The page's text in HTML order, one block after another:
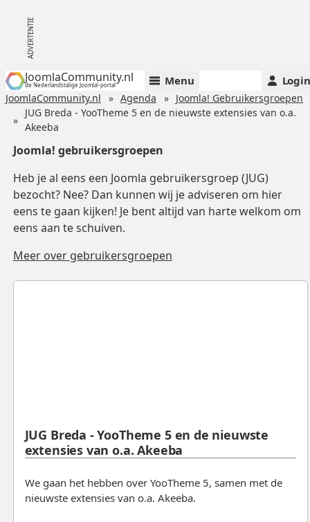
JoomlaCommunity.nl
de Nederlandstalige Joomla!-portal Menu Login
JoomlaCommunity.nl Agenda
Joomla! Gebruikersgroepen
JUG Breda - YooTheme 5 en de nieuwste extensies van o.a.
Akeeba
Joomla! gebruikersgroepen
Heb je al eens een Joomla gebruikersgroep (JUG)
bezocht? Nee? Dan kunnen wij je adviseren om hier
eens te gaan kijken! Je bent altijd van harte welkom om
eens aan te schuiven.
Meer over gebruikersgroepen
JUG Breda - YooTheme 5 en de nieuwste
extensies van o.a. Akeeba
We gaan het hebben over YooTheme 5, samen met de
nieuwste extensies van o.a. Akeeba.